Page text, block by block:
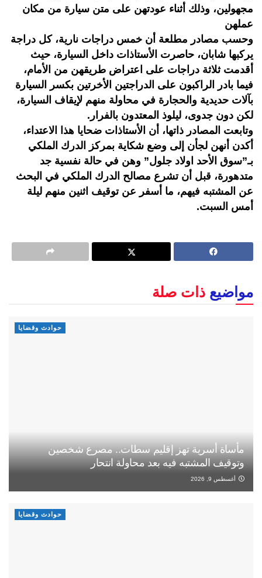
مجهولين، وذلك أثناء عودتهن على متن سيارة من مكان
عملهن
وحسب مصادر مطلعة أن خمس دراجات نارية، كل دراجة
يركبها شابان، حاصرت الأستاذات داخل السيارة، حيث
أقدمت ثلاثة دراجات على اعتراض طريقهن من الأمام،
فيما بادر الراكبون على الدراجتين الأخرتين بكسر السيارة
بآلات حديدية والحجارة في محاولة منهم لإيقاف السيارة،
لكن دون جدوى، ليلوذ المعتدون بالفرار.
وتابعت المصادر ذاتها، أن الأستاذات ضحايا هذا الاعتداء،
أكدن أنهن لجأن إلى وضع شكاية بمركز الدرك الملكي
بـ”سوق الأحد اولاد جلول” وهن في حالة نفسية جد
متدهورة، قبل أن تشرع مصالح الدرك الملكي في البحث
عن المشتبه فيهم، ما أسفر عن توقيف اثنين منهم ليلة
أمس السبت.
مواضيع ذات صلة
حوادث وقضايا
مأساة أسرية تهز إقليم سطات.. مصرع شخصين
وتوقيف المشتبه فيه بعد محاولة انتحار
أغسطس 9, 2026
حوادث وقضايا